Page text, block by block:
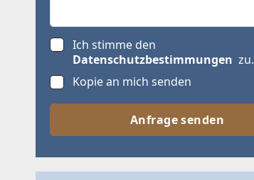
Ich stimme den
Datenschutzbestimmungen zu.
Kopie an mich senden
Anfrage senden